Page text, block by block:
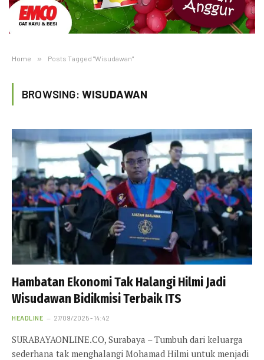
Home » Posts Tagged "Wisudawan"
BROWSING: WISUDAWAN
Hambatan Ekonomi Tak Halangi Hilmi Jadi
Wisudawan Bidikmisi Terbaik ITS
HEADLINE 27/09/2025 - 14:42
SURABAYAONLINE.CO, Surabaya – Tumbuh dari keluarga
sederhana tak menghalangi Mohamad Hilmi untuk menjadi